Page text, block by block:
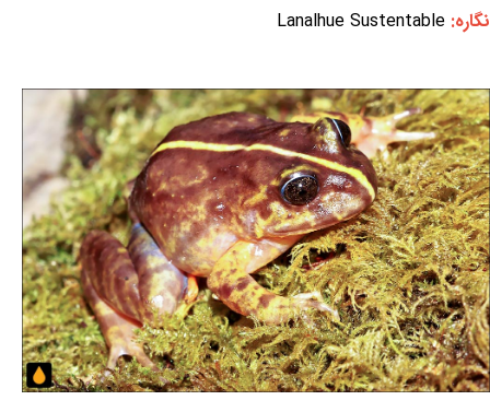
نگاره: Lanalhue Sustentable